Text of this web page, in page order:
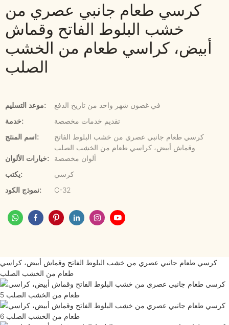
كرسي طعام جانبي عصري من
خشب البلوط الفاتح وقماش
أبيض، كراسي طعام من الخشب
الصلب
موعد التسليم:
في غضون شهر واحد من تاريخ الدفع
خدمة:
تقديم خدمات مخصصة
اسم المنتج:
كرسي طعام جانبي عصري من خشب البلوط الفاتح
وقماش أبيض، كراسي طعام من الخشب الصلب
خيارات الألوان:
ألوان مخصصة
يكتب:
كرسي
نموذج الكود:
C-32
كرسي طعام جانبي عصري من خشب البلوط الفاتح وقماش أبيض، كراسي
طعام من الخشب الصلب